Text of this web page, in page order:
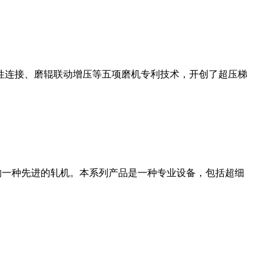
接、磨辊联动增压等五项磨机专利技术，开创了超压梯
种先进的轧机。本系列产品是一种专业设备，包括超细